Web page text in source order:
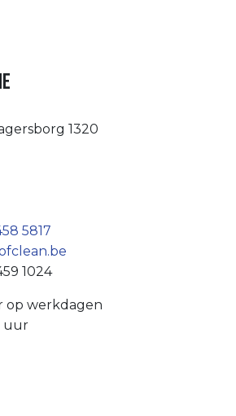
1320
5817
1024
op werkdagen
uur